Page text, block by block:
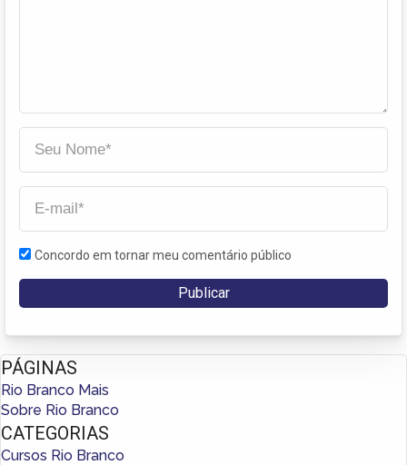
Concordo em tornar meu comentário público
PÁGINAS
Rio Branco Mais
Sobre Rio Branco
CATEGORIAS
Cursos Rio Branco